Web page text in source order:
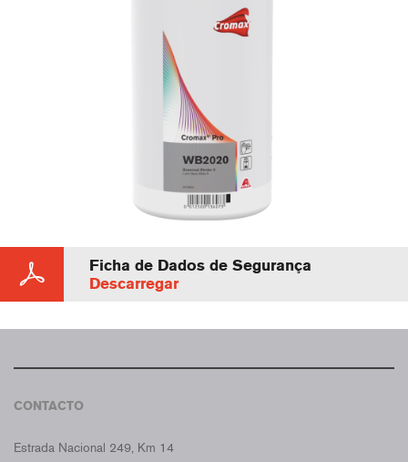
Ficha de Dados de Segurança
Descarregar
CONTACTO
Estrada Nacional 249, Km 14